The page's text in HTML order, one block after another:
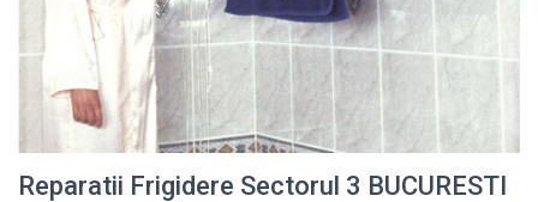
Reparatii Frigidere Sectorul 3 BUCURESTI